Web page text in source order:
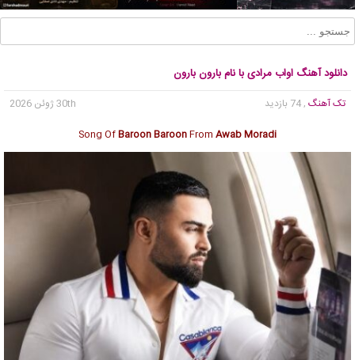
دانلود آهنگ اواب مرادی با نام بارون بارون
تک آهنگ , 74 بازدید
30th ژوئن 2026
Song OfBaroon BaroonFrom Awab Moradi